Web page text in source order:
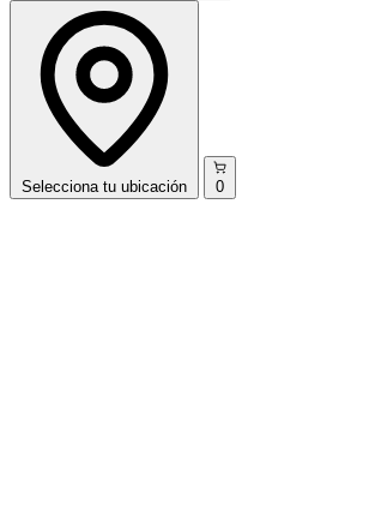
Selecciona tu ubicación 0